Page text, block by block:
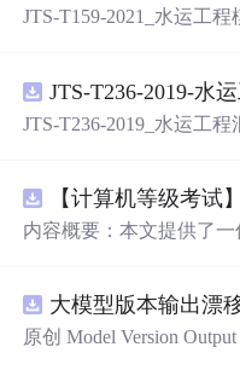
JTS-T159-2021_水运工
JTS-T236-2019_水运工
内容概要：本文提供了
点和基本操作；强化刷题
函数难点；冲刺模拟阶
原创 Model Version